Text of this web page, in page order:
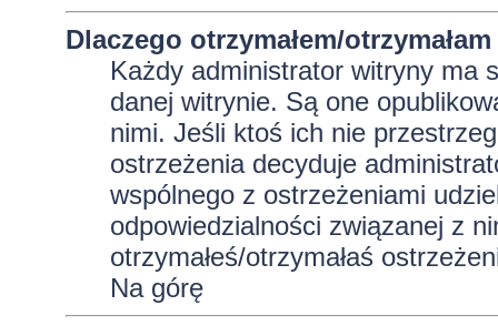
Dlaczego otrzymałem/
Każdy administrator witryny ma
danej witrynie. Są one
nimi. Jeśli ktoś ich nie
ostrzeżenia decyduje
wspólnego z ostrzeżeniami
odpowiedzialności związanej z
otrzymałeś/otrzymałaś
Na górę